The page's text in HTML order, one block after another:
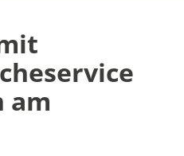
am